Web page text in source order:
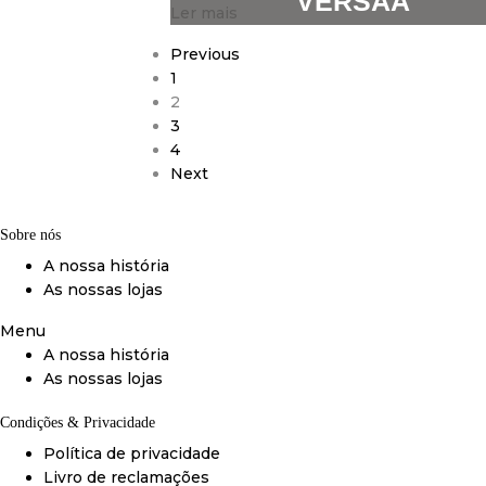
Ler mais
Previous
1
2
3
4
Next
Sobre nós
A nossa história
As nossas lojas
Menu
A nossa história
As nossas lojas
Condições & Privacidade
Política de privacidade
Livro de reclamações